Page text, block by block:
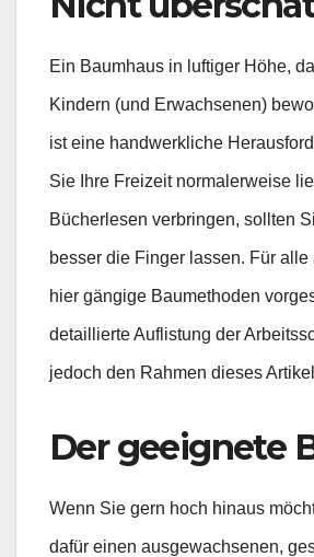
Ein Baumhaus in luftiger Höhe,
Kindern (und Erwachsenen)
ist eine handwerkliche
Sie Ihre Freizeit normalerweise
Bücherlesen verbringen, sollten
besser die Finger lassen. Für
hier gängige Baumethoden
detaillierte Auflistung der
jedoch den Rahmen dieses
Der geeignete
Wenn Sie gern hoch hinaus
dafür einen ausgewachsenen,